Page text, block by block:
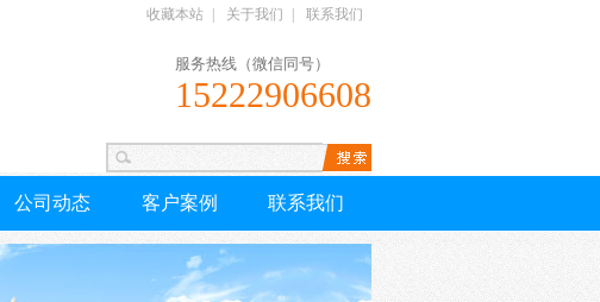
收藏本站 关于我们 联系我们
服务热线（微信同号）
15222906608
公司动态 客户案例 联系我们